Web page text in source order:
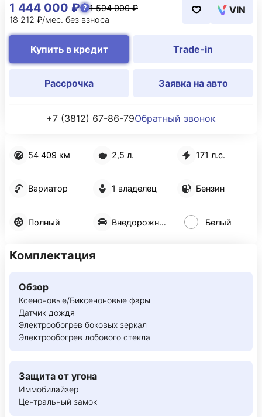
54 409 км 2,5 л. 171 л.с.
Вариатор 1 владелец Бензин
Полный Внедорожник 5 дв. Белый
1 444 000 ₽
1 594 000 ₽
18 212 ₽/мес. без взноса
VIN
Купить в кредит Trade-in
Рассрочка Заявка на авто
+7 (3812) 67-86-79Обратный звонок
Комплектация
Обзор
Ксеноновые/Биксеноновые фары
Датчик дождя
Электрообогрев боковых зеркал
Электрообогрев лобового стекла
Защита от угона
Иммобилайзер
Центральный замок